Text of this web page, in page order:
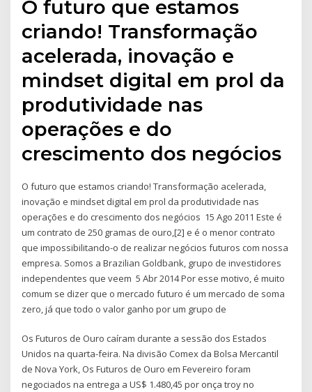
O futuro que estamos
criando! Transformação
acelerada, inovação e
mindset digital em prol da
produtividade nas
operações e do
crescimento dos negócios
O futuro que estamos criando! Transformação acelerada,
inovação e mindset digital em prol da produtividade nas
operações e do crescimento dos negócios 15 Ago 2011 Este é
um contrato de 250 gramas de ouro,[2] e é o menor contrato
que impossibilitando-o de realizar negócios futuros com nossa
empresa. Somos a Brazilian Goldbank, grupo de investidores
independentes que veem 5 Abr 2014 Por esse motivo, é muito
comum se dizer que o mercado futuro é um mercado de soma
zero, já que todo o valor ganho por um grupo de
Os Futuros de Ouro caíram durante a sessão dos Estados
Unidos na quarta-feira. Na divisão Comex da Bolsa Mercantil
de Nova York, Os Futuros de Ouro em Fevereiro foram
negociados na entrega a US$ 1.480,45 por onça troy no